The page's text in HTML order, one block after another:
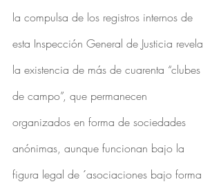
la compulsa de los registros internos de
esta Inspección General de Justicia revela
la existencia de más de cuarenta “clubes
de campo”, que permanecen
organizados en forma de sociedades
anónimas, aunque funcionan bajo la
figura legal de ´asociaciones bajo forma